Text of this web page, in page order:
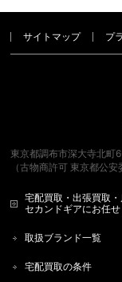
サイトマップ プ
東京都調布市深大寺北町
（古物商許可 東京都公
宅配買取・出張買取
セカンドギアにお任
取扱ブランド一覧
宅配買取の条件